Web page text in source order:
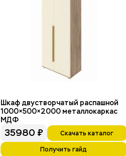
Шкаф двустворчатый распашной
1000×500×2000 металлокаркас
МДФ
35980 ₽ Скачать каталог
Получить гайд